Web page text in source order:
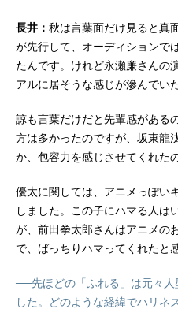
長井： 秋は言葉面だけ見ると真
が先行して、オーディションで
たんです。けれど永瀬廉さんの
アルに居そうな感じが滲んでい
諒も言葉だけだと先輩感がある
方は多かったのですが、坂東龍
か、包容力を感じさせてくれた
優太に関しては、アニメっぽい
しました。この子にハマる人は
が、前田拳太郎さんはアニメの
で、ばっちりハマってくれたと
──先ほどの「ふれる」は元々人
した。どのような経緯でハリネ